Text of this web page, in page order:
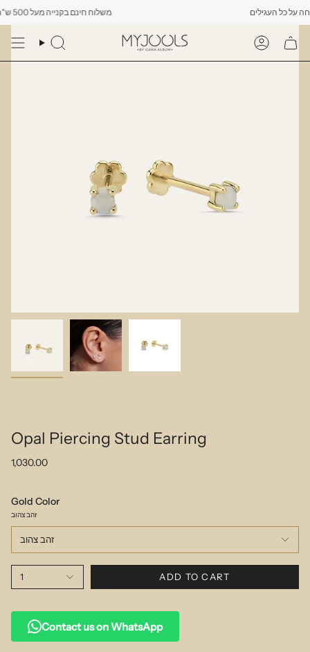
to
Search
Account
משלוח חינם בקנייה מעל 500 ש"ח -------- רק עד יום שישי הקרוב לפחות 10% הנחה על כל העגילים
Opal Piercing Stud Earring
1,030.00
Gold Color
זהב צהוב
זהב צהוב
1 ADD TO CART
Contact us on WhatsApp